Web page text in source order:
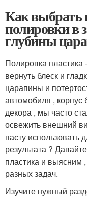
Как выбрать
полировки в
глубины
Полировка
вернуть блеск и
царапины и
автомобиля , корпус
декора , мы часто
освежить внешний
пасту использовать
результата ?
пластика и выясним
разных задач.
Изучите нужный